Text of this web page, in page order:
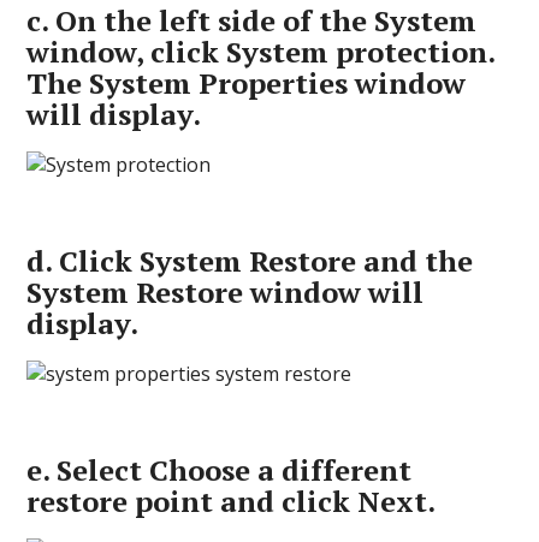
c. On the left side of the System
window, click System protection.
The System Properties window
will display.
d. Click System Restore and the
System Restore window will
display.
e. Select Choose a different
restore point and click Next.